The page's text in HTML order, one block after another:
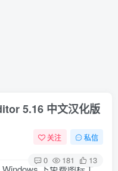
5.16 中文汉化版
关注 私信
0 181 13